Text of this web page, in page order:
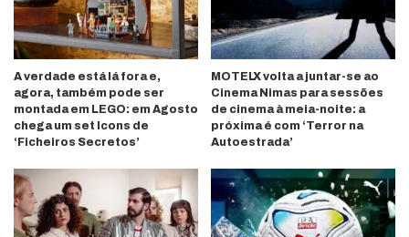
A verdade está lá fora e,
agora, também pode ser
montada em LEGO: em Agosto
chega um set Icons de
‘Ficheiros Secretos’
MOTELX volta a juntar-se ao
Cinema Nimas para sessões
de cinema à meia-noite: a
próxima é com ‘Terror na
Autoestrada’